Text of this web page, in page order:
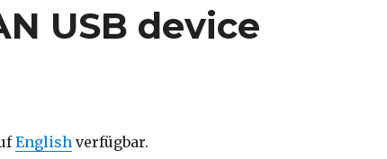
USB device
Englishverfügbar.